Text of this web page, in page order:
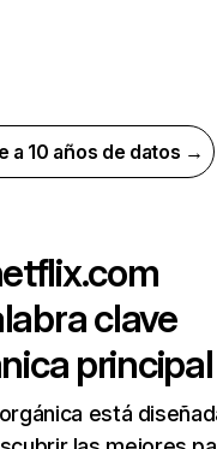
a 10 años de datos →
clave
principal
está